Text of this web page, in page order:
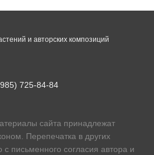
725-84-84
сайта принадлежат
Перепечатка в других
с письменного согласия автора и